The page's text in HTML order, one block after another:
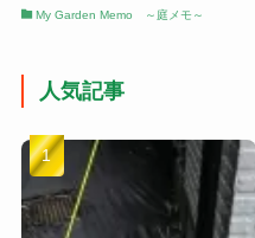
My Garden Memo ～庭メモ～
人気記事